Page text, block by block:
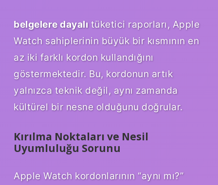
belgelere dayalıtüketici raporları, Apple
Watch sahiplerinin büyük bir kısmının en
az iki farklı kordon kullandığını
göstermektedir. Bu, kordonun artık
yalnızca teknik değil, aynı zamanda
kültürel bir nesne olduğunu doğrular.
Kırılma Noktaları ve Nesil
Uyumluluğu Sorunu
Apple Watch kordonlarının “aynı mı?”